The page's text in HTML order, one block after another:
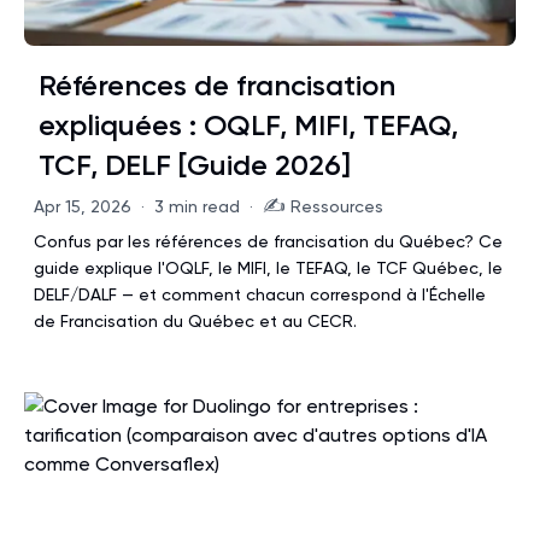
Références de francisation
expliquées : OQLF, MIFI, TEFAQ,
TCF, DELF [Guide 2026]
Apr 15, 2026 · 3 min read · ✍️ Ressources
Confus par les références de francisation du Québec? Ce
guide explique l'OQLF, le MIFI, le TEFAQ, le TCF Québec, le
DELF/DALF — et comment chacun correspond à l'Échelle
de Francisation du Québec et au CECR.